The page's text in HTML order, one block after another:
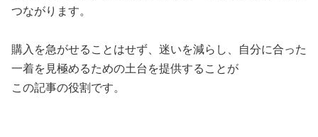
つながります。
購入を急がせることはせず、迷いを減らし、自分に合った
一着を見極めるための土台を提供することが
この記事の役割です。